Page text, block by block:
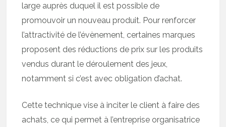
large auprès duquel il est possible de
promouvoir un nouveau produit. Pour renforcer
l’attractivité de l’évènement, certaines marques
proposent des réductions de prix sur les produits
vendus durant le déroulement des jeux,
notamment si c’est avec obligation d’achat.
Cette technique vise à inciter le client à faire des
achats, ce qui permet à l’entreprise organisatrice